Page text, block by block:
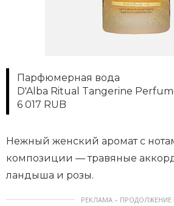
Парфюмерная вода
D'Alba Ritual Tangerine
6 017 RUB
Нежный женский аромат с
композиции — травяные
ландыша и розы.
РЕКЛАМА – ПРОДОЛЖЕНИЕ